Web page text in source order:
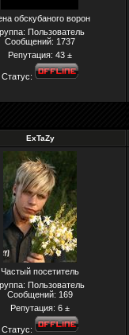
обскубаного ворон
Пользователь
Сообщений: 1737
Репутация: 43 ±
Статус:
ExTaZy
Частый посетитель
Пользователь
Сообщений: 169
Репутация: 6 ±
Статус: